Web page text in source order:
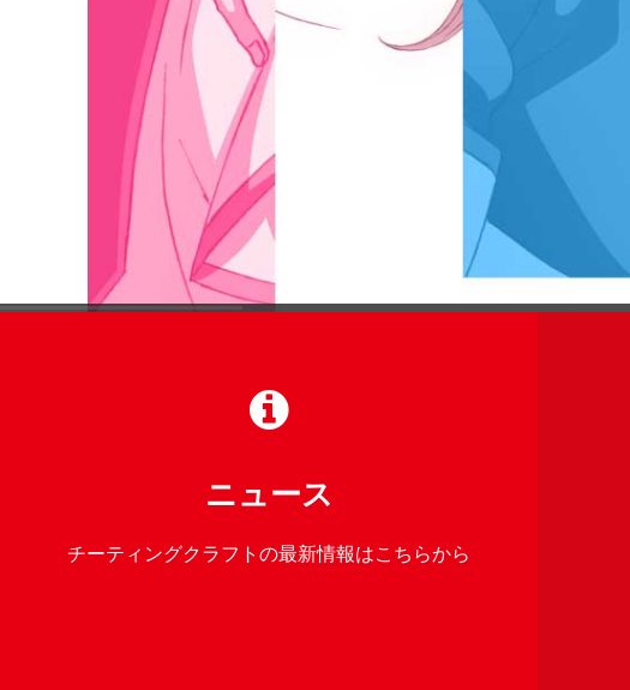
ニュース
チーティングクラフトの最新情報はこちらから